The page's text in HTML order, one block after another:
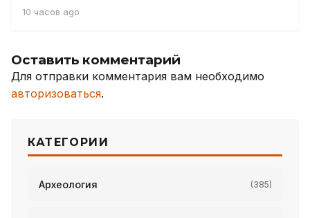
10 часов ago
Оставить комментарий
Для отправки комментария вам необходимо
авторизоваться.
КАТЕГОРИИ
Археология (385)